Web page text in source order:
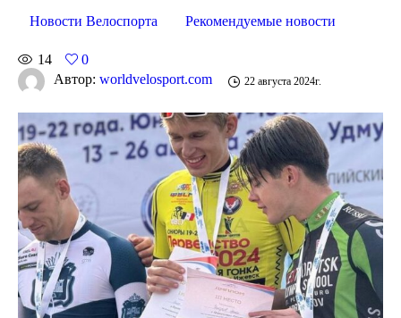
Новости Велоспорта Рекомендуемые новости
14
0
Автор: worldvelosport.com 22 августа 2024г.